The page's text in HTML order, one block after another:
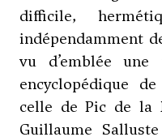
difficile,
indépendamment
vu d’emblée
encyclopédique
celle de Pic de la
Guillaume